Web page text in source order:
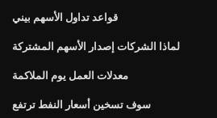
قواعد تداول الأسهم بيني
لماذا الشركات إصدار الأسهم المشتركة
معدلات العمل يوم الملاكمة
سوف تسخين أسعار النفط ترتفع